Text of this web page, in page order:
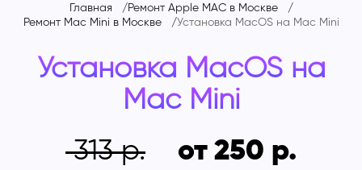
Главная
Ремонт Apple MAC в Москве
Ремонт Mac Mini в Москве
Установка MacOS на Mac Mini
Установка MacOS на
Mac Mini
313
от 250